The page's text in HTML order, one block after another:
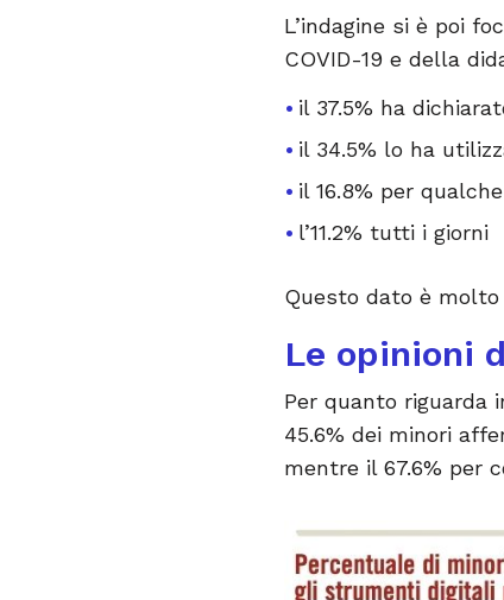
L’indagine si è poi
COVID-19 e della
il 37.5% ha
il 34.5% lo ha
il 16.8% per
l’11.2% tutti i giorni
Questo dato è molto
Le opinioni
Per quanto riguarda
45.6% dei minori
mentre il 67.6% per